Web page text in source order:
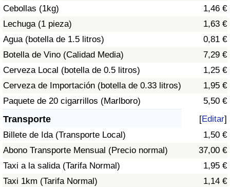
Cebollas (1kg)
1,46 €
Lechuga (1 pieza)
1,63 €
Agua (botella de 1.5 litros)
0,81 €
Botella de Vino (Calidad Media)
7,29 €
Cerveza Local (botella de 0.5 litros)
1,25 €
Cerveza de Importación (botella de 0.33 litros)
1,95 €
Paquete de 20 cigarrillos (Marlboro)
5,50 €
Transporte [Editar]
Billete de Ida (Transporte Local)
1,50 €
Abono Transporte Mensual (Precio normal)
37,00 €
Taxi a la salida (Tarifa Normal)
1,95 €
Taxi 1km (Tarifa Normal)
1,14 €
Índice de Contaminación por País
Tráfico
Índice de Tráfico
Índice de Tráfico (Actual)
Índice de Tráfico por País